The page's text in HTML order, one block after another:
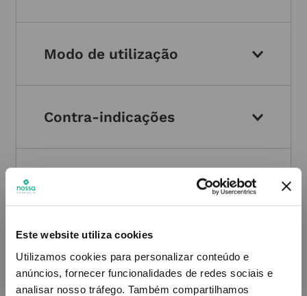
Este website utiliza cookies
Utilizamos cookies para personalizar conteúdo e
anúncios, fornecer funcionalidades de redes sociais e
analisar nosso tráfego. Também compartilhamos
Modo de utilização
Contra-indicações
Informações técnicas
PODERÁ TAMBÉM GOSTAR